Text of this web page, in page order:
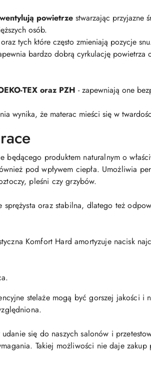
powietrze stwarzając przyjazne
osób.
oraz tych które często zmieniają pozycje
bardzo dobrą cyrkulację powietrza
TEX oraz PZH - zapewniają one
wynika, że materac mieści się w
będącego produktem naturalnym o
pod wpływem ciepła. Umożliwia
pleśni czy grzybów.
sprężysta oraz stabilna, dlatego też
Komfort Hard amortyzuje nacisk
stelaże mogą być gorszej jakości i
się do naszych salonów i
Takiej możliwości nie daje zakup